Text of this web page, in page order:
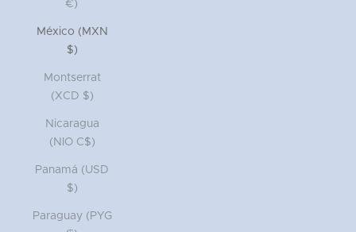
€)
México (MXN
$)
Montserrat
(XCD $)
Nicaragua
(NIO C$)
Panamá (USD
$)
Paraguay (PYG